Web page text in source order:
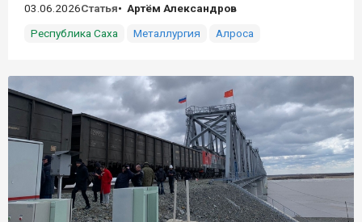
03.06.2026Статья
Артём Александров
Республика Саха
Металлургия Алроса